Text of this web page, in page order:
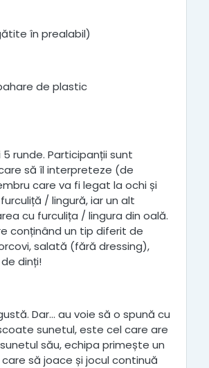
în prealabil)
de plastic
runde. Participanții sunt
să îl interpreteze (de
care va fi legat la ochi și
/ lingură, iar un alt
cu furculița / lingura din oală.
conținând un tip diferit de
salată (fără dressing),
dinți!
Dar... au voie să o spună cu
sunetul, este cel care are
său, echipa primește un
să joace și jocul continuă